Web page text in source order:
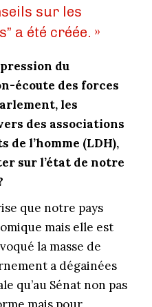
sur les
a été créée. »
du
écoute des forces
les
des associations
de l’homme (LDH),
sur l’état de notre
que notre pays
mais elle est
la masse de
a dégainées
qu’au Sénat non pas